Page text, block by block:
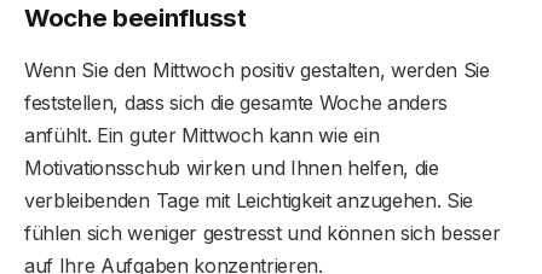
Woche beeinflusst
Wenn Sie den Mittwoch positiv gestalten, werden Sie
feststellen, dass sich die gesamte Woche anders
anfühlt. Ein guter Mittwoch kann wie ein
Motivationsschub wirken und Ihnen helfen, die
verbleibenden Tage mit Leichtigkeit anzugehen. Sie
fühlen sich weniger gestresst und können sich besser
auf Ihre Aufgaben konzentrieren.